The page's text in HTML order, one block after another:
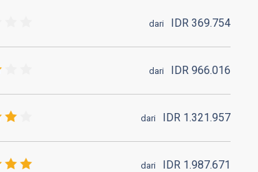
dari IDR 369.754
dari IDR 966.016
dari IDR 1.321.957
dari IDR 1.987.671